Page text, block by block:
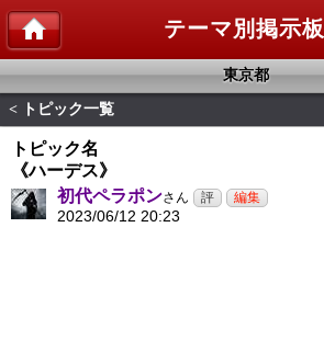
テーマ別掲示板
東京都
< トピック一覧
トピック名
《ハーデス》
初代ペラポンさん
2023/06/12 20:23